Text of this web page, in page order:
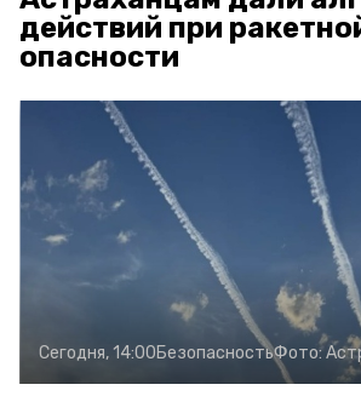
действий при
опасности
Сегодня, 14:00БезопасностьФото: